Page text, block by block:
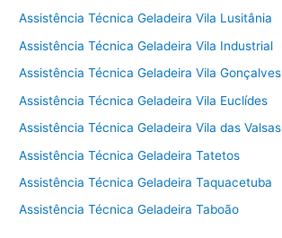
Assistência Técnica Geladeira Vila Lusitânia
Assistência Técnica Geladeira Vila Industrial
Assistência Técnica Geladeira Vila Gonçalves
Assistência Técnica Geladeira Vila Euclídes
Assistência Técnica Geladeira Vila das Valsas
Assistência Técnica Geladeira Tatetos
Assistência Técnica Geladeira Taquacetuba
Assistência Técnica Geladeira Taboão